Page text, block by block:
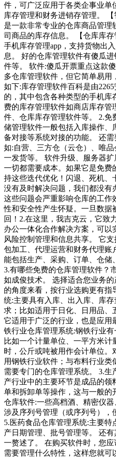
件，可广泛应用于各类企事业单
库存管理和财务进销存管理。
是一款非常专业的仓库商品管
司商品的库存信息。 【仓库库
手机库存管理app，支持货物出
息。 好的仓库管理软件有傻瓜
件等。 软件:傻瓜开票重点这款
多仓库管理软件，但它简单易用
如下:库存管理软件百科是由
的，其中包含各种类型的手机库
费的库存管理软件如商店库存管
件、仓库库存管理软件等。 2.免
储管理软件一般包括入库操作、
备对接等系统对接的功能。 还
如:自营、三方仓（云仓）、唯
一发货等。 软件升级、服务器
一切都需要成本。如果它是免费
持这些迭代优化！闪退、死机、
没有及时解决问题，我们都没有
这些问题会严重影响仓库的工作
性和安全性产生怀疑。一旦数据
回！2.在这里，我吉克云，它致
办公一体化合作解决方案，可以
风险控制管理和信息共享。 它
包加工、代理运营和财务代理账
能包括生产、采购、订单、仓储
3.有哪些免费的仓库管理软件？
如成俊技术。 选择适合您业务
的角度来看，按行业选购更有指
统:主要具有入库、出入库、库
求；比如适用于日化、日用品、
它适用于广泛的行业，也是应用
铁行业仓库管理系统:钢铁行业有
比如一个计量单位、一平方米计
时，公斤或吨被用作会计单位。
用钢铁行业软件；与布料行业
需要专门的仓库管理系统。 3.生
产行业中的主要环节是成品的
单和拆卸单等操作，这与一般的
仓库软件:一些高档酒、精密仪器
涉及序列号管理（或序列号），
5.医药食品仓库管理系统:主要
产日期管理、批号管理等。 还
一赘述了。 在购买软件时，您
需要管理什么特性，这样您就可